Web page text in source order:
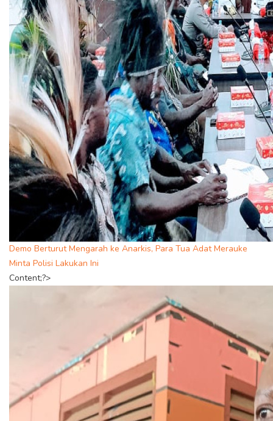
Demo Berturut Mengarah ke Anarkis, Para Tua Adat Merauke
Minta Polisi Lakukan Ini
Content;?>